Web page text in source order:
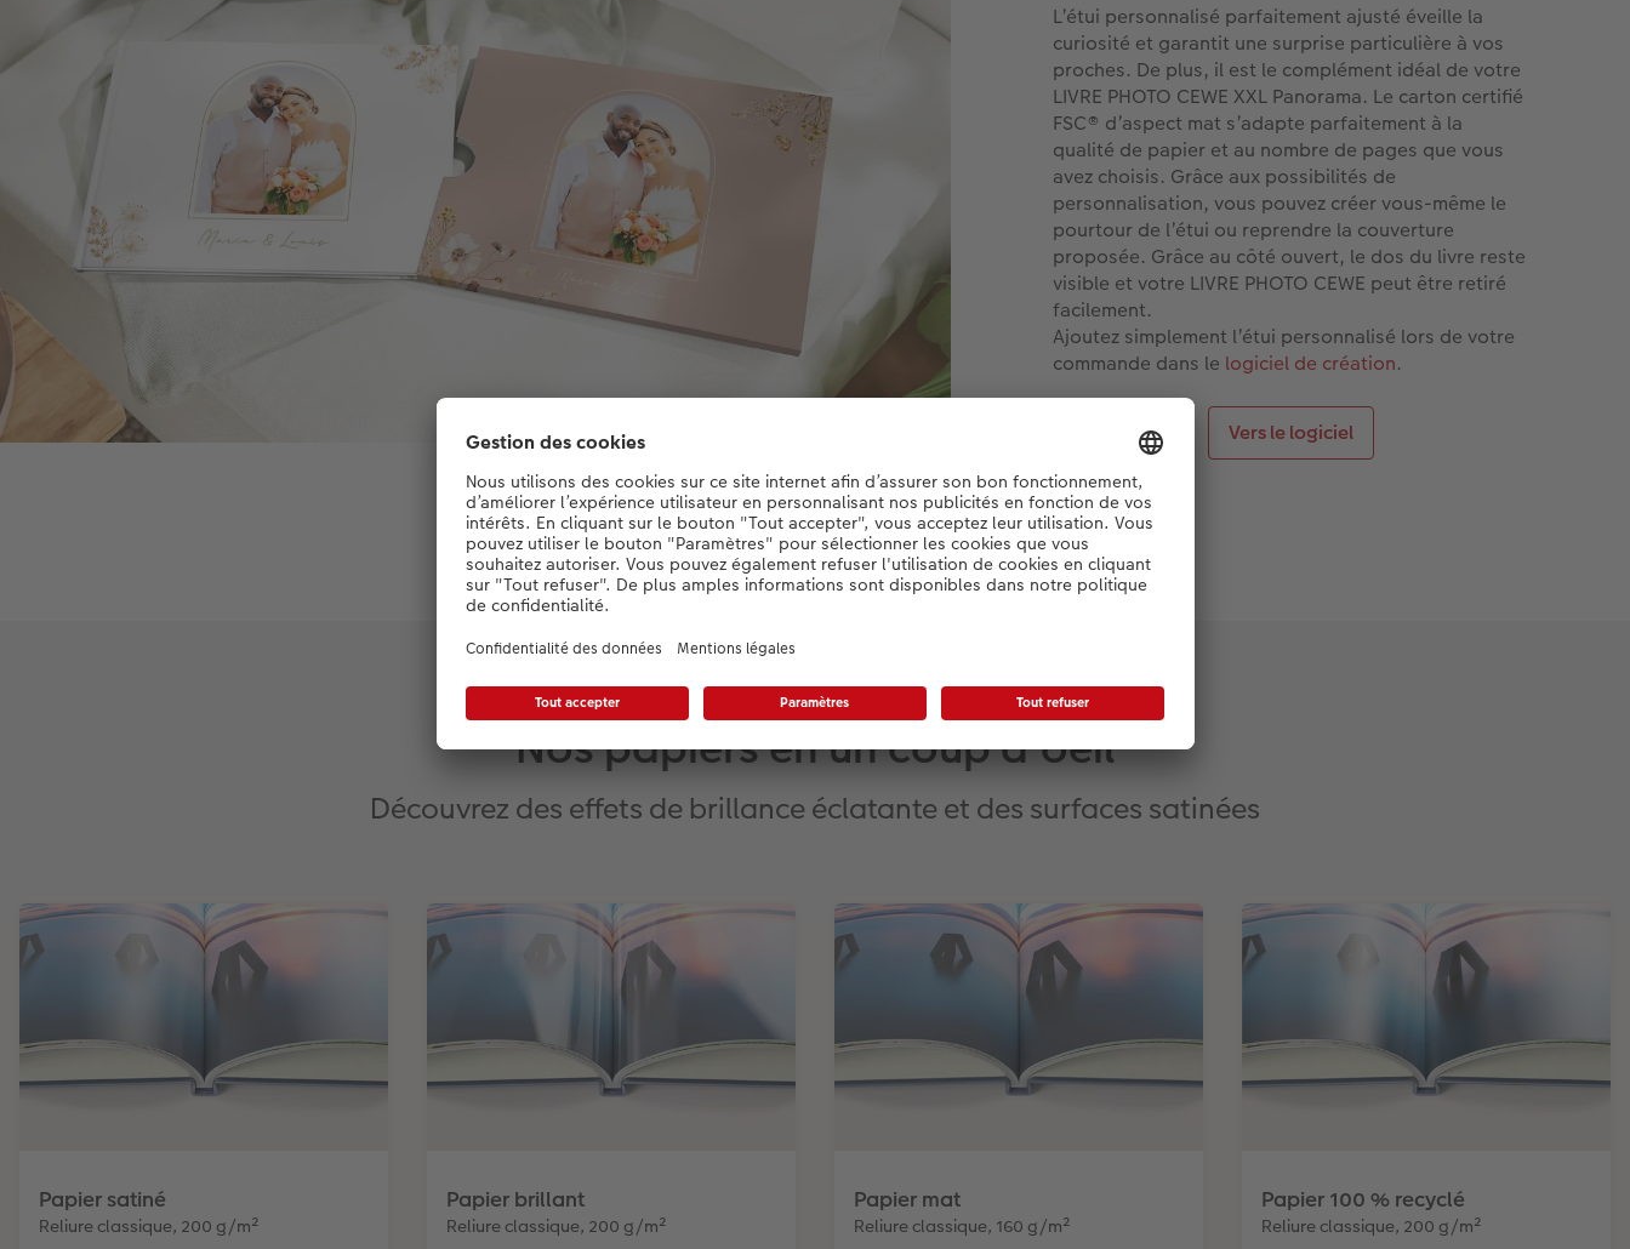
L’étui personnalisé parfaitement ajusté éveille la
curiosité et garantit une surprise particulière à vos
proches. De plus, il est le complément idéal de votre
LIVRE PHOTO CEWE XXL Panorama. Le carton certifié
FSC® d’aspect mat s’adapte parfaitement à la
qualité de papier et au nombre de pages que vous
avez choisis. Grâce aux possibilités de
personnalisation, vous pouvez créer vous-même le
pourtour de l’étui ou reprendre la couverture
proposée. Grâce au côté ouvert, le dos du livre reste
visible et votre LIVRE PHOTO CEWE peut être retiré
facilement.
Ajoutez simplement l’étui personnalisé lors de votre
commande dans le logiciel de création.
Vers le logiciel
Nos papiers en un coup d’oeil
Découvrez des effets de brillance éclatante et des surfaces satinées
Papier satiné
Reliure classique, 200 g/m²
Papier brillant
Reliure classique, 200 g/m²
Papier mat
Reliure classique, 160 g/m²
Papier 100 % recyclé
Reliure classique, 200 g/m²